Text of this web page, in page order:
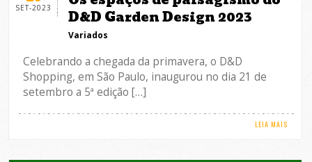
SET-2023
D&D Garden Design 2023
Variados
Celebrando a chegada da primavera, o D&D
Shopping, em São Paulo, inaugurou no dia 21 de
setembro a 5ª edição […]
LEIA MAIS